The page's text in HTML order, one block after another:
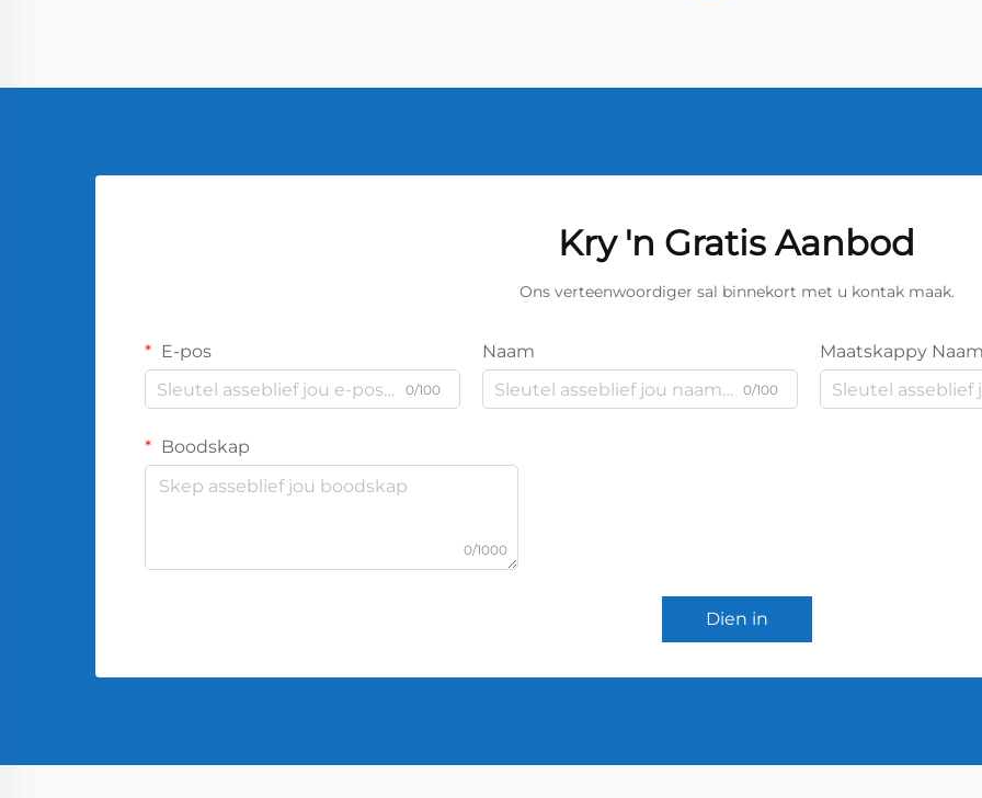
Kry 'n Gratis Aanbod
Ons verteenwoordiger sal binnekort met u kontak maak.
E-pos
0/100
Naam
0/100
Maatskappy Naam
Boodskap
0/1000
Dien in